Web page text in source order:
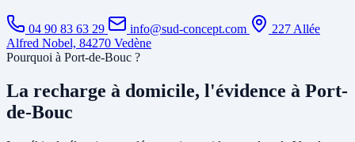
04 90 83 63 29 info@sud-concept.com
227 Allée
Alfred Nobel, 84270 Vedène
Pourquoi à Port-de-Bouc ?
La recharge à domicile, l'évidence à Port-
de-Bouc